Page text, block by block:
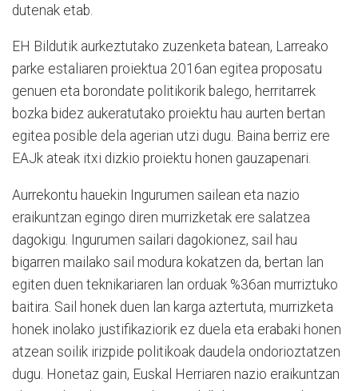
dutenak etab.
EH Bildutik aurkeztutako zuzenketa batean, Larreako
parke estaliaren proiektua 2016an egitea proposatu
genuen eta borondate politikorik balego, herritarrek
bozka bidez aukeratutako proiektu hau aurten bertan
egitea posible dela agerian utzi dugu. Baina berriz ere
EAJk ateak itxi dizkio proiektu honen gauzapenari.
Aurrekontu hauekin Ingurumen sailean eta nazio
eraikuntzan egingo diren murrizketak ere salatzea
dagokigu. Ingurumen sailari dagokionez, sail hau
bigarren mailako sail modura kokatzen da, bertan lan
egiten duen teknikariaren lan orduak %36an murriztuko
baitira. Sail honek duen lan karga aztertuta, murrizketa
honek inolako justifikaziorik ez duela eta erabaki honen
atzean soilik irizpide politikoak daudela ondorioztatzen
dugu. Honetaz gain, Euskal Herriaren nazio eraikuntzan